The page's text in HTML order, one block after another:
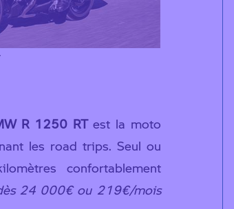
R 1250 RTest la moto
les road trips. Seul ou
confortablement
24 000€ ou 219€/mois